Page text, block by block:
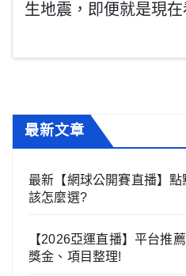
生地震，即便就是現
最新文章
最新【網球公開賽直播】
該怎麼選?
【2026亞運直播】平台推
獎金、項目整理!